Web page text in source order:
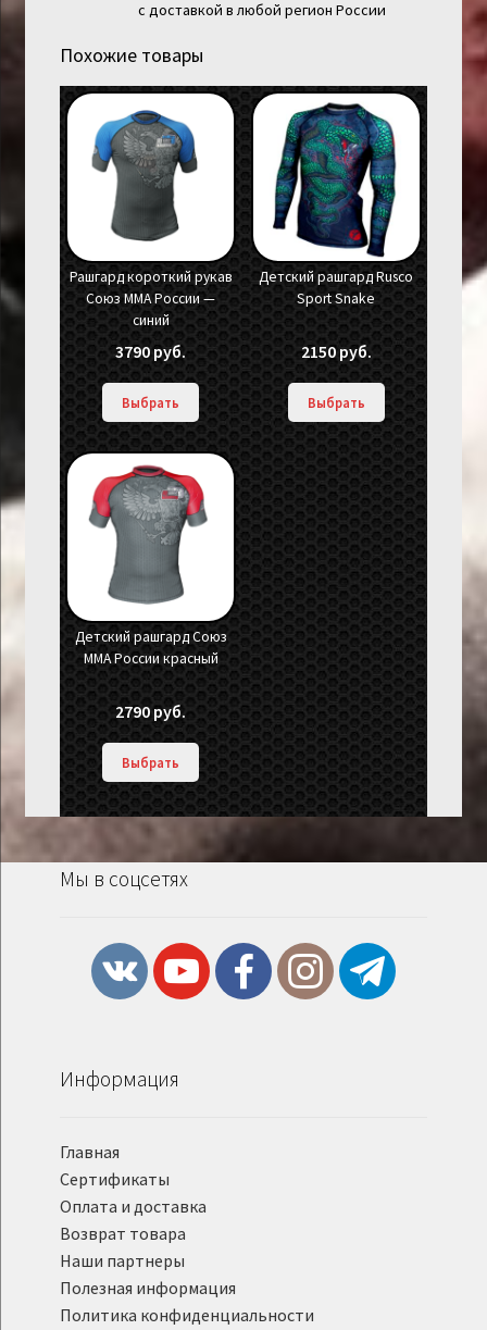
с доставкой в любой регион России
Похожие товары
Рашгард короткий рукав
Союз ММА России —
синий
3790 руб.
Выбрать
Детский рашгард Rusco
Sport Snake
2150руб.
Выбрать
Детский рашгард Союз
ММА России красный
2790 руб.
Выбрать
Мы в соцсетях
Информация
Главная
Сертификаты
Оплата и доставка
Возврат товара
Наши партнеры
Полезная информация
Политика конфиденциальности